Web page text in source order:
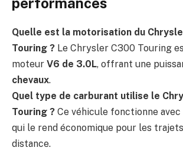
Quelle est la motorisation du
Touring ? Le Chrysler C300 Touring
moteur V6 de 3.0L, offrant une
chevaux.
Quel type de carburant utilise le
Touring ? Ce véhicule fonctionne avec
qui le rend économique pour les
distance.